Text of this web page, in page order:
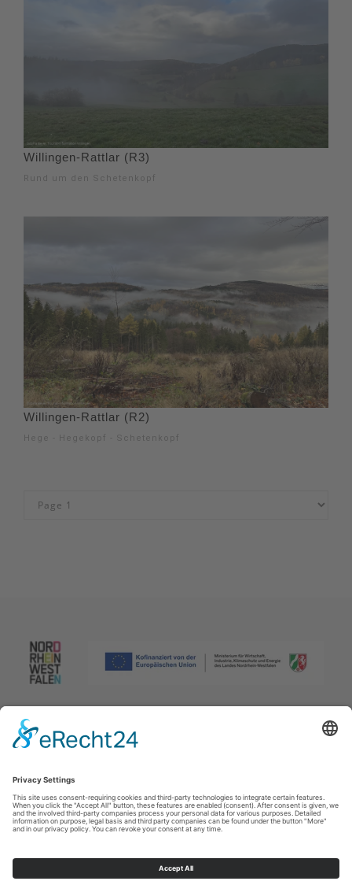
Willingen-Rattlar (R3)
Rund um den Schetenkopf
Willingen-Rattlar (R2)
Hege - Hegekopf - Schetenkopf
Afdruk|Privacybeleid|Verklaring van toegankelijkheid|Neem
contact met ons op
T: +49 (0) 2974 96980 E: info@sauerland.com